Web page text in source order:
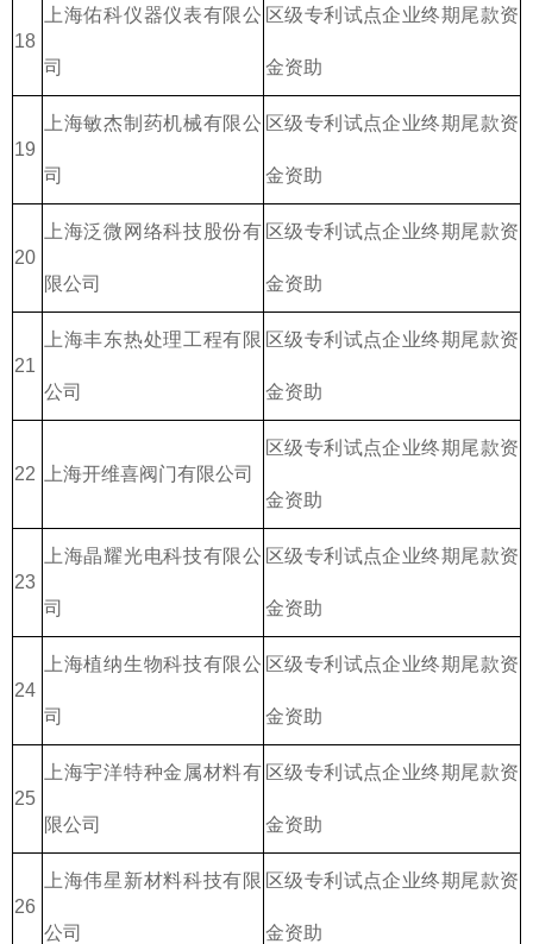
18
上海佑科仪器仪表有限公
司
区级专利试点企业终期尾款资
金资助
19
上海敏杰制药机械有限公
司
区级专利试点企业终期尾款资
金资助
20
上海泛微网络科技股份有
限公司
区级专利试点企业终期尾款资
金资助
21
上海丰东热处理工程有限
公司
区级专利试点企业终期尾款资
金资助
22 上海开维喜阀门有限公司
区级专利试点企业终期尾款资
金资助
23
上海晶耀光电科技有限公
司
区级专利试点企业终期尾款资
金资助
24
上海植纳生物科技有限公
司
区级专利试点企业终期尾款资
金资助
25
上海宇洋特种金属材料有
限公司
区级专利试点企业终期尾款资
金资助
26
上海伟星新材料科技有限
公司
区级专利试点企业终期尾款资
金资助